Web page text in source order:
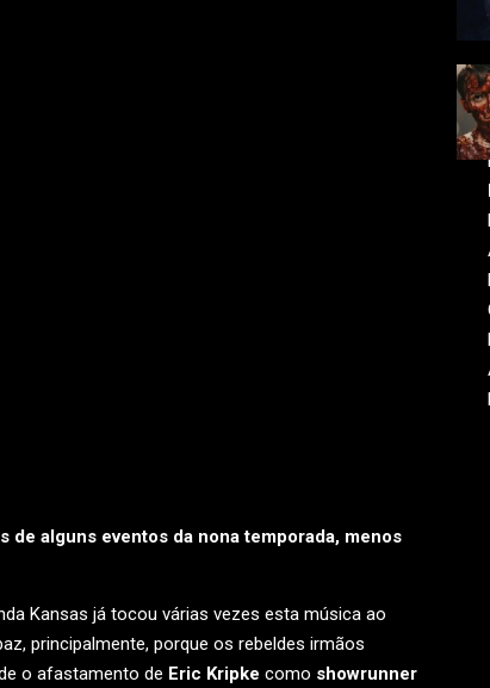
de alguns eventos da nona temporada, menos
Kansas já tocou várias vezes esta música ao
principalmente, porque os rebeldes irmãos
o afastamento de Eric Kripke como showrunner